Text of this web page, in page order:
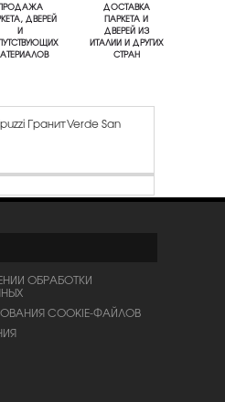
ДВЕРЕЙ
И
ДОСТАВКА
ПАРКЕТА И
ДВЕРЕЙ ИЗ
ИТАЛИИ И ДРУГИХ
СТРАН
Гранит Verde San
ОБРАБОТКИ
COOKIE-ФАЙЛОВ